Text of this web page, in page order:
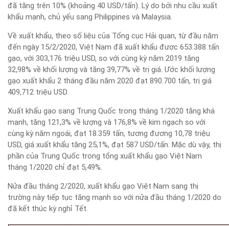
đã tăng trên 10% (khoảng 40 USD/tấn). Lý do bởi nhu cầu xuất
khẩu mạnh, chủ yếu sang Philippines và Malaysia.
Về xuất khẩu, theo số liệu của Tổng cục Hải quan, từ đầu năm
đến ngày 15/2/2020, Việt Nam đã xuất khẩu được 653.388 tấn
gạo, với 303,176 triệu USD, so với cùng kỳ năm 2019 tăng
32,98% về khối lượng và tăng 39,77% về trị giá. Ước khối lượng
gạo xuất khẩu 2 tháng đầu năm 2020 đạt 890.700 tấn, trị giá
409,712 triệu USD.
Xuất khẩu gạo sang Trung Quốc trong tháng 1/2020 tăng khá
mạnh, tăng 121,3% về lượng và 176,8% về kim ngạch so với
cùng kỳ năm ngoái, đạt 18.359 tấn, tương đương 10,78 triệu
USD, giá xuất khẩu tăng 25,1%, đạt 587 USD/tấn. Mặc dù vậy, thị
phần của Trung Quốc trong tổng xuất khẩu gạo Việt Nam
tháng 1/2020 chỉ đạt 5,49%.
Nửa đầu tháng 2/2020, xuất khẩu gạo Việt Nam sang thị
trường này tiếp tục tăng mạnh so với nửa đầu tháng 1/2020 do
đã kết thúc kỳ nghỉ Tết.